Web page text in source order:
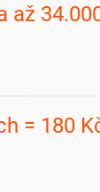
až
= 180